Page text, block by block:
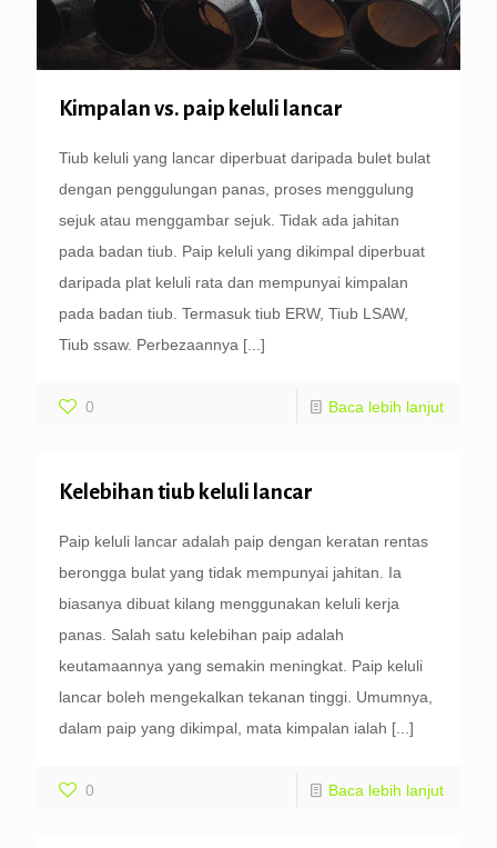
Kimpalan vs. paip keluli lancar
Tiub keluli yang lancar diperbuat daripada bulet bulat
dengan penggulungan panas, proses menggulung
sejuk atau menggambar sejuk. Tidak ada jahitan
pada badan tiub. Paip keluli yang dikimpal diperbuat
daripada plat keluli rata dan mempunyai kimpalan
pada badan tiub. Termasuk tiub ERW, Tiub LSAW,
Tiub ssaw. Perbezaannya [...]
0 Baca lebih lanjut
Kelebihan tiub keluli lancar
Paip keluli lancar adalah paip dengan keratan rentas
berongga bulat yang tidak mempunyai jahitan. Ia
biasanya dibuat kilang menggunakan keluli kerja
panas. Salah satu kelebihan paip adalah
keutamaannya yang semakin meningkat. Paip keluli
lancar boleh mengekalkan tekanan tinggi. Umumnya,
dalam paip yang dikimpal, mata kimpalan ialah [...]
0 Baca lebih lanjut